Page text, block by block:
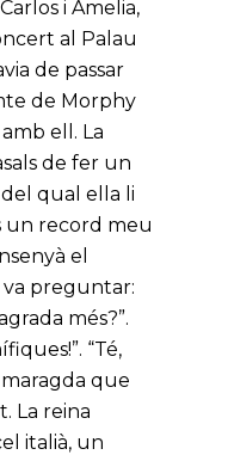
i Amelia,
al Palau
de passar
de Morphy
ell. La
de fer un
qual ella li
un record meu
el
va preguntar:
més?”.
“Té,
que
La reina
italià, un